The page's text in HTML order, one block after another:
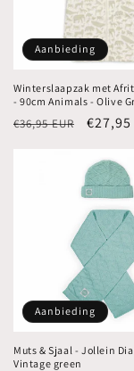
Aanbieding
Winterslaapzak met
- 90cm Animals - Olive
Normale
€36,95 EUR €27,95
Aanbieding
Muts & Sjaal - Jollein
Vintage green